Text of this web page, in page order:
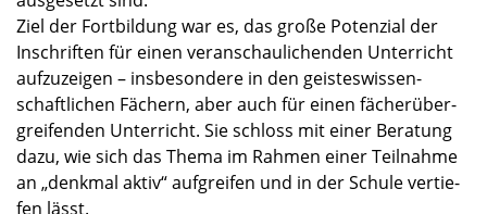
Ziel der Fortbil­dung war es, das große Poten­zial der
Inschrif­ten für einen veran­schau­li­chen­den Unter­richt
aufzu­zei­gen – insbe­son­dere in den geistes­wis­sen­
schaft­li­chen Fächern, aber auch für einen fächer­über­
grei­fen­den Unter­richt. Sie schloss mit einer Beratung
dazu, wie sich das Thema im Rahmen einer Teilnahme
an „denkmal aktiv“ aufgrei­fen und in der Schule vertie­
fen lässt.